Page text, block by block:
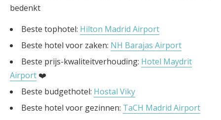
bedenkt
Beste tophotel: Hilton Madrid Airport
Beste hotel voor zaken: NH Barajas Airport
Beste prijs-kwaliteitverhouding: Hotel Maydrit
Airport ❤️
Beste budgethotel: Hostal Viky
Beste hotel voor gezinnen: TaCH Madrid Airport